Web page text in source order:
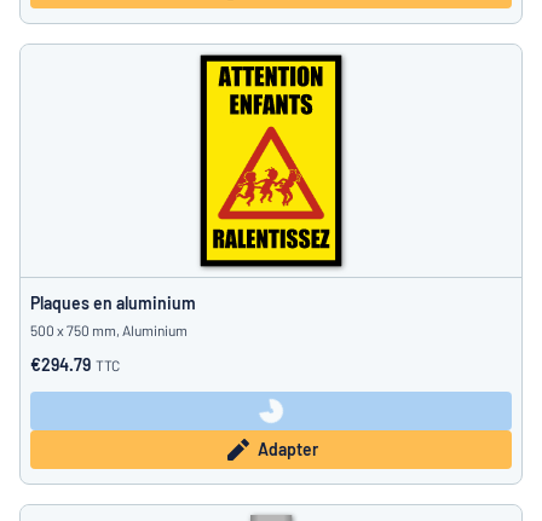
Plaques en aluminium
500 x 750 mm, Aluminium
€294.79 TTC
Adapter